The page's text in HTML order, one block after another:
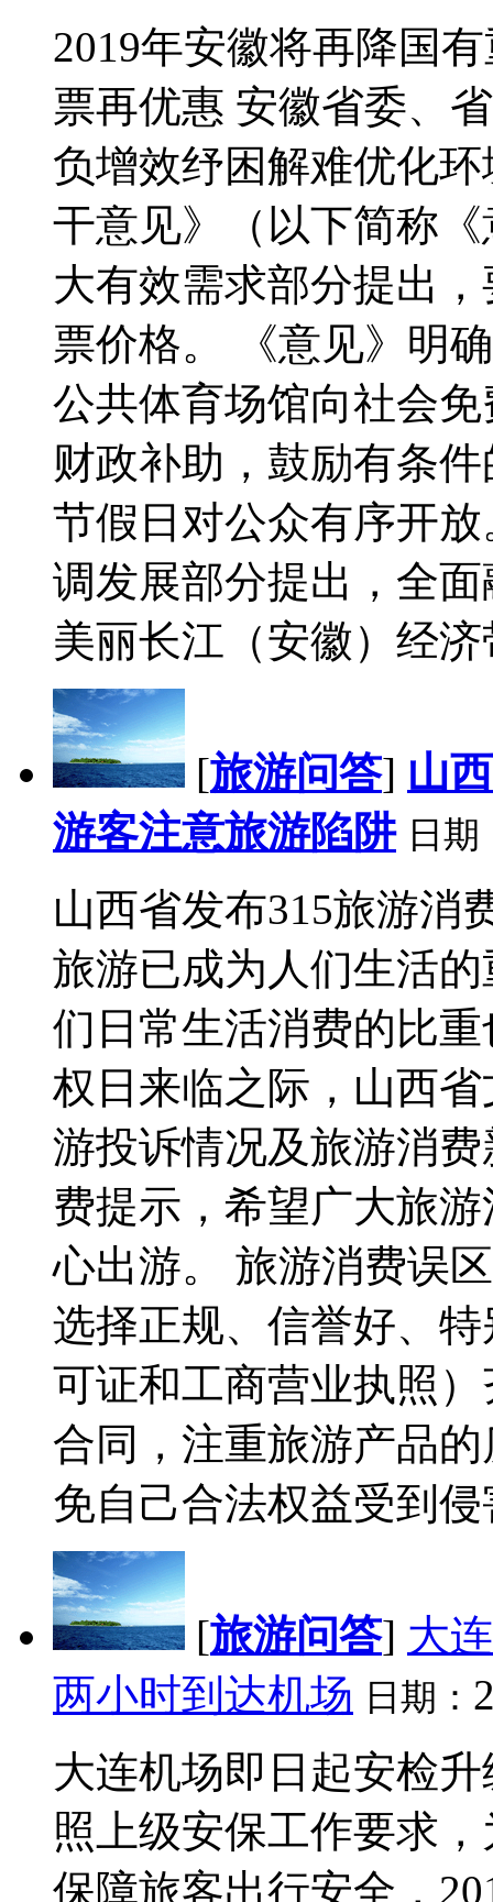
2019年安徽将再降国
票再优惠 安徽省委、
负增效纾困解难优化
干意见》（以下简称
大有效需求部分提出
票价格。 《意见》明
公共体育场馆向社会
财政补助，鼓励有条
节假日对公众有序开
调发展部分提出，全
美丽长江（安徽）经
[旅游问答] 山
游客注意旅游陷阱 日期
山西省发布315旅游消
旅游已成为人们生活
们日常生活消费的比
权日来临之际，山西
游投诉情况及旅游消
费提示，希望广大旅
心出游。 旅游消费误
选择正规、信誉好、
可证和工商营业执照
合同，注重旅游产品
免自己合法权益受到
[旅游问答] 大
两小时到达机场 日期：
大连机场即日起安检
照上级安保工作要求
保障旅客出行安全，